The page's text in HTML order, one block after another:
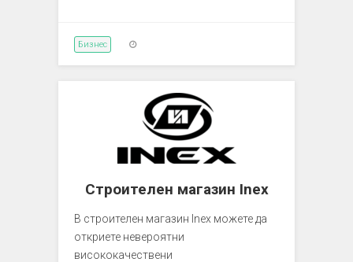
Бизнес
Строителен магазин Inex
В строителен магазин Inex можете да
откриете невероятни
висококачествени